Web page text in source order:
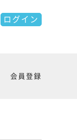
ログイン
会員登録